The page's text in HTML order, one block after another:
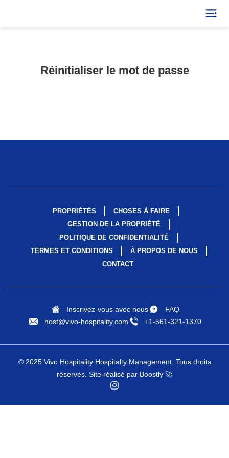
Réinitialiser le mot de passe
PROPRIÉTÉS
CHOSES À FAIRE
GESTION DE LA PROPRIÉTÉ
POLITIQUE DE CONFIDENTIALITÉ
TERMES ET CONDITIONS
À PROPOS DE NOUS
CONTACT
Inscrivez-vous avec nous
FAQ
host@vivo-hospitality.com
+1-561-321-1370
© 2025 Vivo Hospitality Hospitalty Management. Tous droits
réservés. Site réalisé par Boostly 🚀